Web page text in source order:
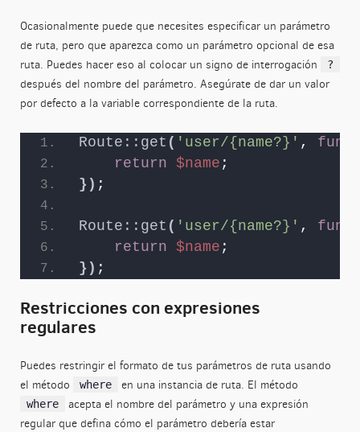
Ocasionalmente puede que necesites especificar un parámetro
de ruta, pero que aparezca como un parámetro opcional de esa
ruta. Puedes hacer eso al colocar un signo de interrogación
?
después del nombre del parámetro. Asegúrate de dar un valor
por defecto a la variable correspondiente de la ruta.
Route::get ( 'user/{name?}' ,
return $name ;
}) ;
Route::get ( 'user/{name?}' ,
return $name ;
}) ;
Restricciones con expresiones
regulares
Puedes restringir el formato de tus parámetros de ruta usando
el método
where en una instancia de ruta. El método
where
acepta el nombre del parámetro y una expresión
regular que defina cómo el parámetro debería estar